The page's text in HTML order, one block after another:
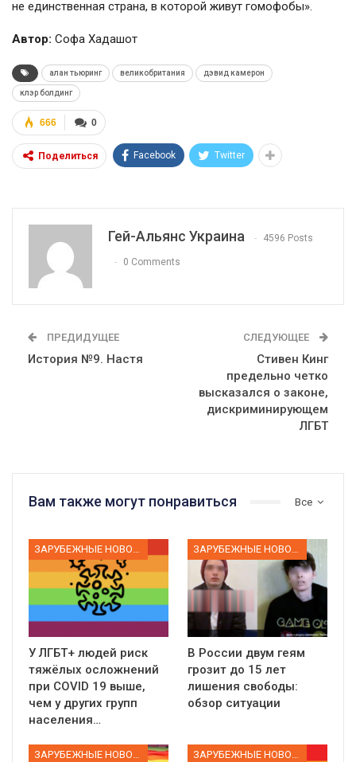
не единственная страна, в которой живут гомофобы».
Автор: Софа Хадашот
алан тьюринг великобритания дэвид камерон
клэр болдинг
0
666
Поделиться Facebook Twitter
Гей-Альянс Украина 4596 Posts
0 Comments
ПРЕДИДУЩЕЕ
История №9. Настя
СЛЕДУЮЩЕЕ
Стивен Кинг
предельно четко
высказался о законе,
дискриминирующем
ЛГБТ
Все
Вам также могут понравиться
ЗАРУБЕЖНЫЕ НОВОСТИ
У ЛГБТ+ людей риск
тяжёлых осложнений
при COVID 19 выше,
чем у других групп
населения…
ЗАРУБЕЖНЫЕ НОВОСТИ
В России двум геям
грозит до 15 лет
лишения свободы:
обзор ситуации
ЗАРУБЕЖНЫЕ НОВОСТИ ЗАРУБЕЖНЫЕ НОВОСТИ